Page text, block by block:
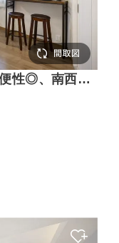
性◎、南西向